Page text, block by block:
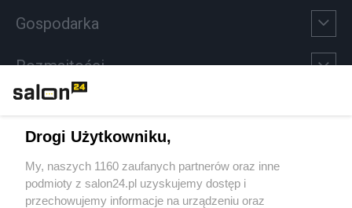
Gospodarka
Rozmaitości
Sport
Społeczeństwo
Drogi Użytkowniku,
My, naszych 1160 zaufanych partnerów oraz inne
podmioty z salon24.pl uzyskujemy dostęp i
przechowujemy informacje na urządzeniu oraz